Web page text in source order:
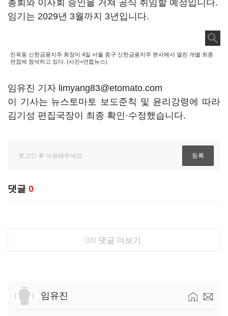
총회와 이사회 승인을 거쳐 공식 취임할 예정입니다.
임기는 2029년 3월까지 3년입니다.
진옥동 신한금융지주 회장이 4일 서울 중구 신한금융지주 본사에서 열린 개별 최종
면접에 참석하고 있다. (사진=연합뉴스)
임유진 기자 limyang83@etomato.com
이 기사는 뉴스토마토 보도준칙 및 윤리강령에 따라
김기성 편집국장이 최종 확인·수정했습니다.
댓글 0
0/0 댓글 더보기
임유진